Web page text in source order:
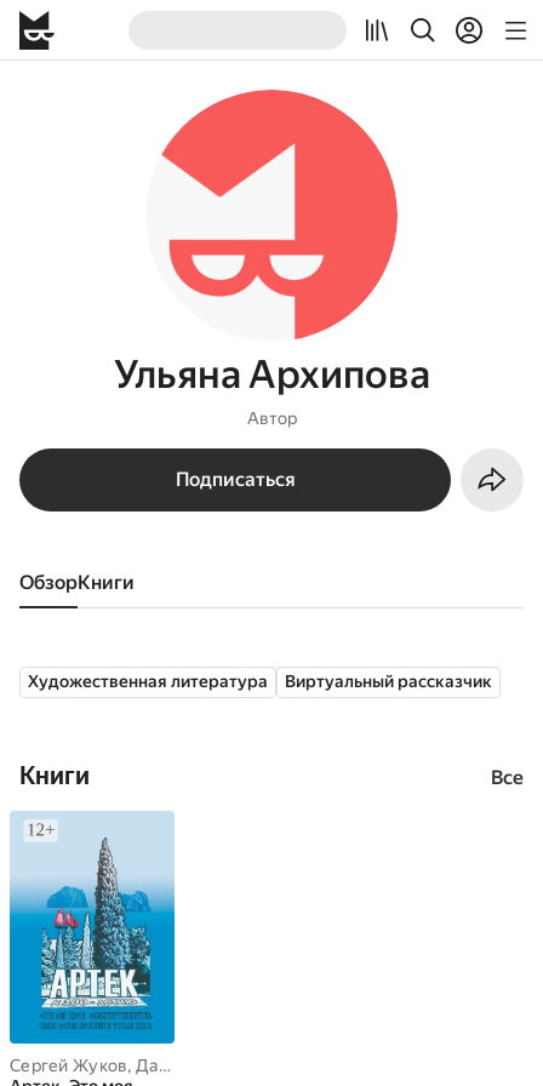
Ульяна Архипова
Автор
Подписаться
Обзор книги
Художественная литература Виртуальный рассказчик
Книги Все
Сергей Жуков, Дарья Миронова